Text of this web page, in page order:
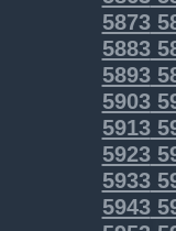
5873
5883
5893
5903
5913
5923
5933
5943